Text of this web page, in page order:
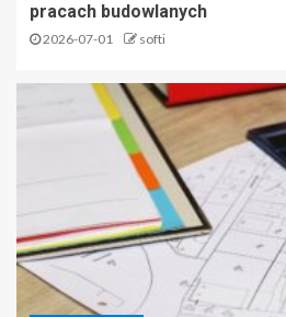
pracach budowlanych
2026-07-01 softi